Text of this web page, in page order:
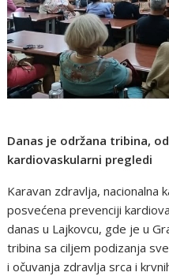
Danas je održana tribina,
kardiovaskularni pregledi
Karavan zdravlja, nacionalna
posvećena prevenciji
danas u Lajkovcu, gde je u
tribina sa ciljem podizanja
i očuvanja zdravlja srca i